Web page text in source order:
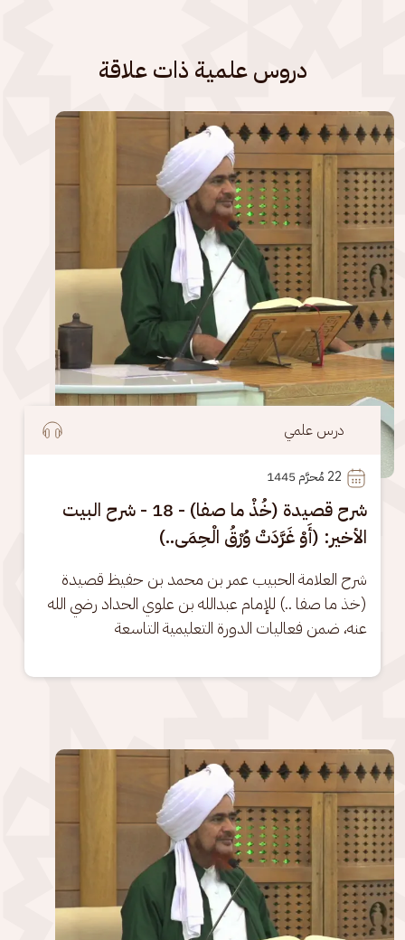
دروس علمية ذات علاقة
الصورة
درس علمي
22
شرح قصيدة (خُذْ ما صفا) - 18 - شرح البيت
الأخير: (أَوْ غَرَّدَتْ وُرْقُ الْحِمَى..)
شرح العلامة الحبيب عمر بن محمد بن حفيظ قصيدة
(خذ ما صفا ..) للإمام عبدالله بن علوي الحداد رضي الله
عنه، ضمن فعاليات الدورة التعليمية التاسعة
الصورة